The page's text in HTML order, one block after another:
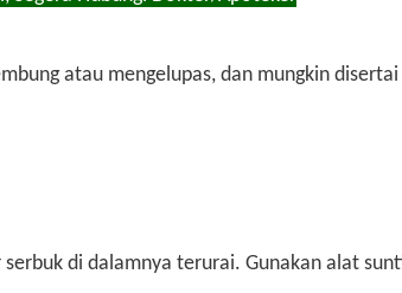
atau mengelupas, dan mungkin
di dalamnya terurai. Gunakan alat